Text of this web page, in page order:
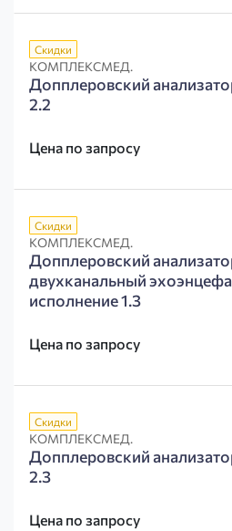
Скидки
КОМПЛЕКСМЕД.
Допплеровский
2.2
Цена по запросу
Скидки
КОМПЛЕКСМЕД.
Допплеровский
двухканальный
исполнение 1.3
Цена по запросу
Скидки
КОМПЛЕКСМЕД.
Допплеровский
2.3
Цена по запросу